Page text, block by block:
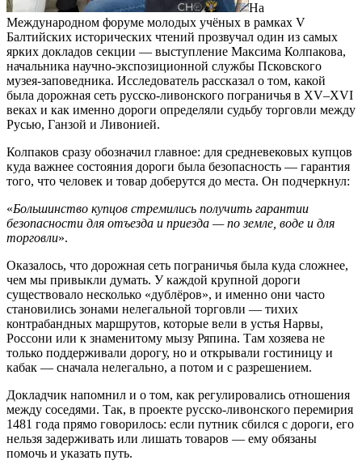
На
Международном форуме молодых учёных в рамках V
Балтийских исторических чтений прозвучал один из самых
ярких докладов секции — выступление Максима Колпакова,
начальника научно-экспозиционной службы Псковского
музея-заповедника. Исследователь рассказал о том, какой
была дорожная сеть русско-ливонского пограничья в XV–XVI
веках и как именно дороги определяли судьбу торговли между
Русью, Ганзой и Ливонией.
Колпаков сразу обозначил главное: для средневековых купцов
куда важнее состояния дороги была безопасность — гарантия
того, что человек и товар доберутся до места. Он подчеркнул:
«Большинство купцов стремились получить гарантии
безопасности для отъезда и приезда — по земле, воде и для
торговли».
Оказалось, что дорожная сеть пограничья была куда сложнее,
чем мы привыкли думать. У каждой крупной дороги
существовало несколько «дублёров», и именно они часто
становились зонами нелегальной торговли — тихих
контрабандных маршрутов, которые вели в устья Нарвы,
Россони или к знаменитому мызу Ряпина. Там хозяева не
только поддерживали дорогу, но и открывали гостиницу и
кабак — сначала нелегально, а потом и с разрешением.
Докладчик напомнил и о том, как регулировались отношения
между соседями. Так, в проекте русско-ливонского перемирия
1481 года прямо говорилось: если путник сбился с дороги, его
нельзя задерживать или лишать товаров — ему обязаны
помочь и указать путь.